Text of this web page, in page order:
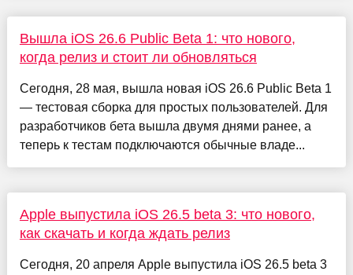
Вышла iOS 26.6 Public Beta 1: что нового,
когда релиз и стоит ли обновляться
Сегодня, 28 мая, вышла новая iOS 26.6 Public Beta 1
— тестовая сборка для простых пользователей. Для
разработчиков бета вышла двумя днями ранее, а
теперь к тестам подключаются обычные владе...
Apple выпустила iOS 26.5 beta 3: что нового,
как скачать и когда ждать релиз
Сегодня, 20 апреля Apple выпустила iOS 26.5 beta 3